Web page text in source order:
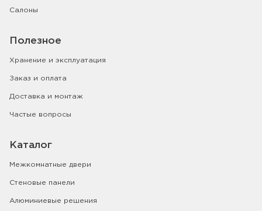
Салоны
Полезное
Хранение и эксплуатация
Заказ и оплата
Доставка и монтаж
Частые вопросы
Каталог
Межкомнатные двери
Стеновые панели
Алюминиевые решения